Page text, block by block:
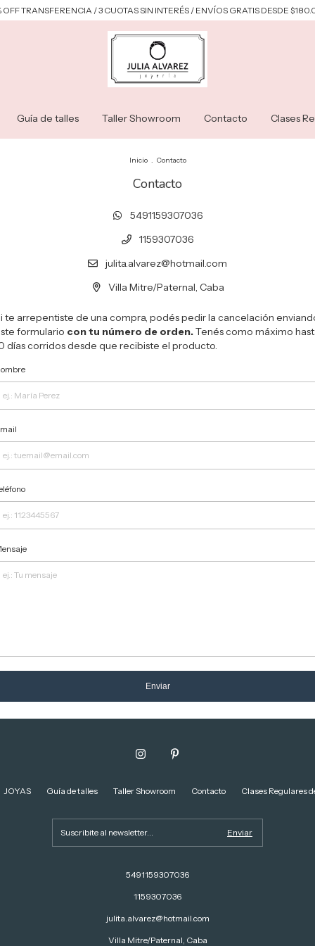
OFF TRANSFERENCIA / 3 CUOTAS SIN INTERÉS / ENVÍOS GRATIS DESDE
Guía de talles Taller Showroom Contacto Clases
Inicio . Contacto
Contacto
5491159307036
1159307036
julita.alvarez@hotmail.com
Villa Mitre/Paternal, Caba
te arrepentiste de una compra, podés pedir la cancelación
formulario con tu número de orden.Tenés como máximo
días corridos desde que recibiste el producto.
Enviar
JOYAS Guía de talles Taller Showroom Contacto Clases Regulares
5491159307036
1159307036
julita.alvarez@hotmail.com
Villa Mitre/Paternal, Caba